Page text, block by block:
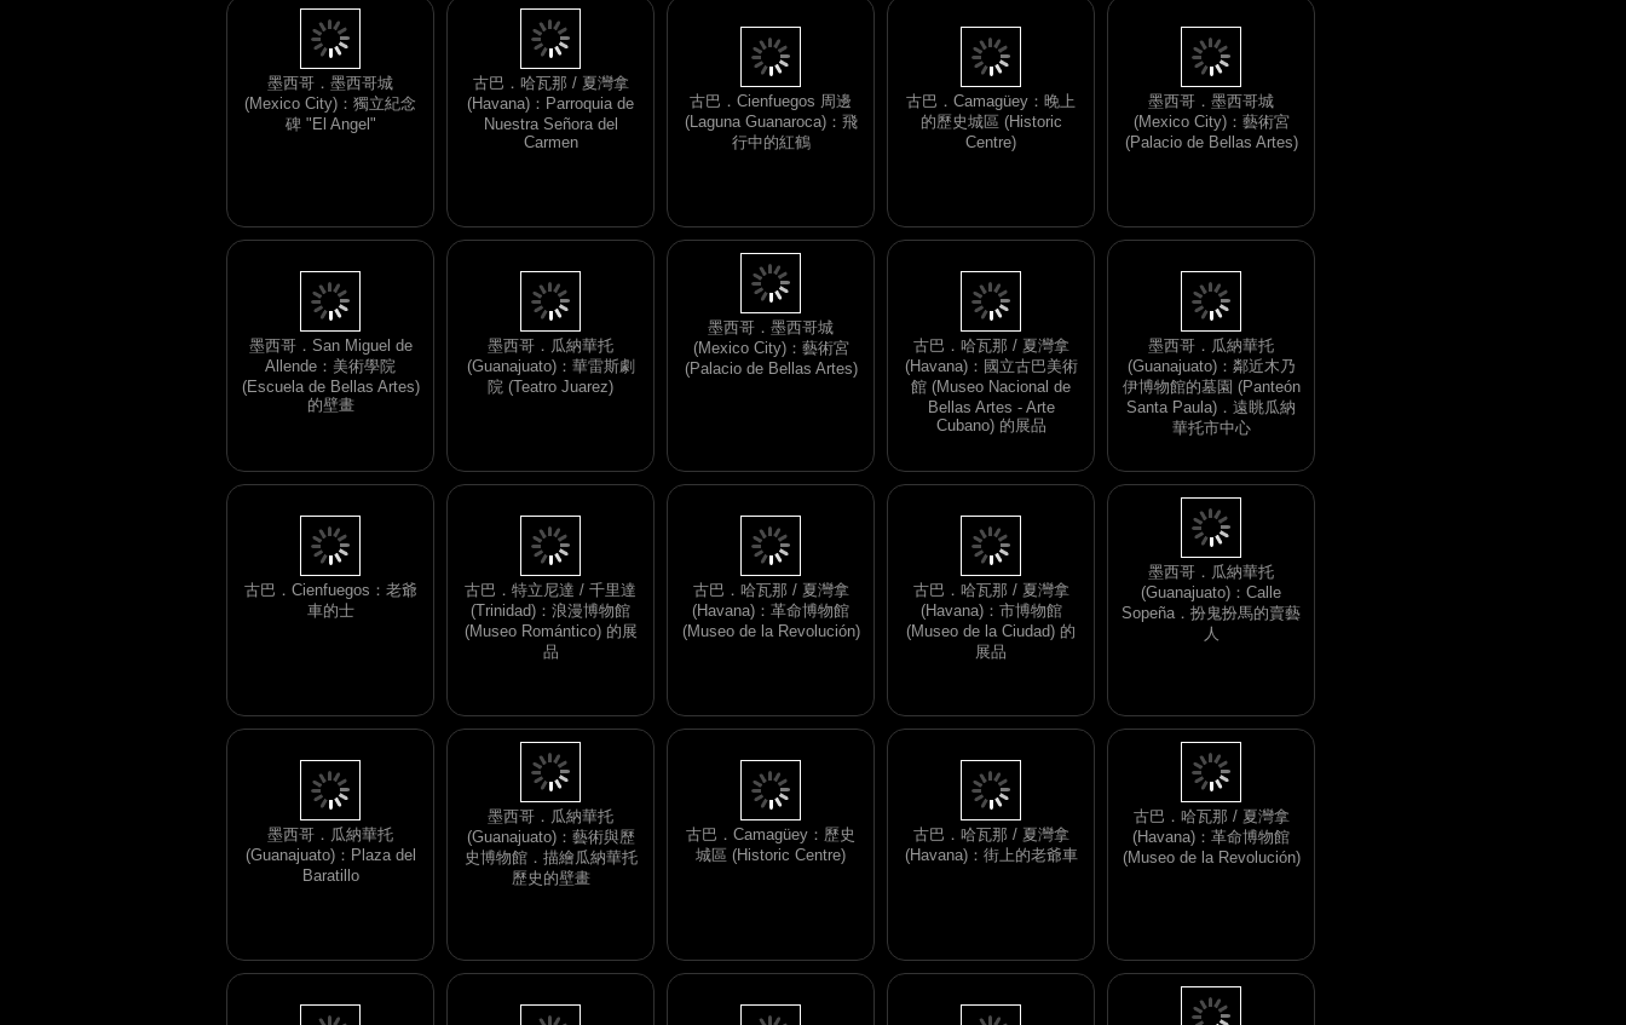
古巴．哈瓦那 / 夏灣拿
古巴．Cienfuegos 周邊
(Laguna Guanaroca)：飛
行中的紅鶴
古巴．Camagüey：晚上
的歷史城區 (Historic
墨西哥．墨西哥城
(Mexico City)：藝術宮
墨西哥．San Miguel de
Allende：美術學院
(Escuela de Bellas Artes)
墨西哥．瓜納華托
(Guanajuato)：華雷斯劇
古巴．哈瓦那 / 夏灣拿
(Havana)：國立古巴美術
館 (Museo Nacional de
Bellas Artes - Arte
Cubano) 的展品
墨西哥．瓜納華托
(Guanajuato)：鄰近木乃
伊博物館的墓園 (Panteón
Santa Paula)．遠眺瓜納
古巴．Cienfuegos：老爺
古巴．特立尼達 / 千里達
(Trinidad)：浪漫博物館
(Museo Romántico) 的展
古巴．哈瓦那 / 夏灣拿
(Havana)：革命博物館
古巴．哈瓦那 / 夏灣拿
(Havana)：市博物館
(Museo de la Ciudad) 的
墨西哥．瓜納華托
墨西哥．瓜納華托
(Guanajuato)：Plaza del
墨西哥．瓜納華托
古巴．Camagüey：歷史
古巴．哈瓦那 / 夏灣拿